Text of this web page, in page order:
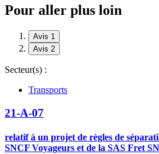
Pour aller plus loin
Avis 1
Avis 2
Secteur(s) :
Transports
21-A-07
relatif à un projet de règles de
SNCF Voyageurs et de la SAS Fret